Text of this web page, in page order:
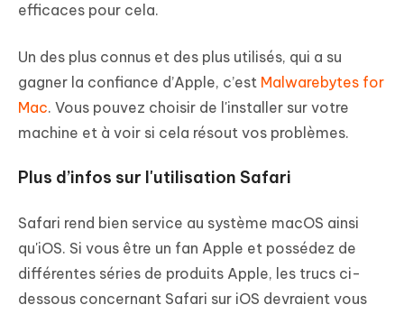
efficaces pour cela.
Un des plus connus et des plus utilisés, qui a su
gagner la confiance d’Apple, c’est Malwarebytes for
Mac. Vous pouvez choisir de l'installer sur votre
machine et à voir si cela résout vos problèmes.
Plus d’infos sur l'utilisation Safari
Safari rend bien service au système macOS ainsi
qu'iOS. Si vous être un fan Apple et possédez de
différentes séries de produits Apple, les trucs ci-
dessous concernant Safari sur iOS devraient vous